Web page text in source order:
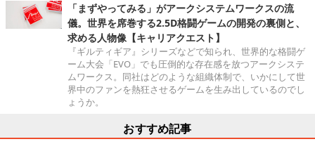
「まずやってみる」がアークシステムワークスの流
儀。世界を席巻する2.5D格闘ゲームの開発の裏側と、
求める人物像【キャリアクエスト】
『ギルティギア』シリーズなどで知られ、世界的な格闘ゲ
ーム大会「EVO」でも圧倒的な存在感を放つアークシステ
ムワークス。同社はどのような組織体制で、いかにして世
界中のファンを熱狂させるゲームを生み出しているのでし
ょうか。
おすすめ記事